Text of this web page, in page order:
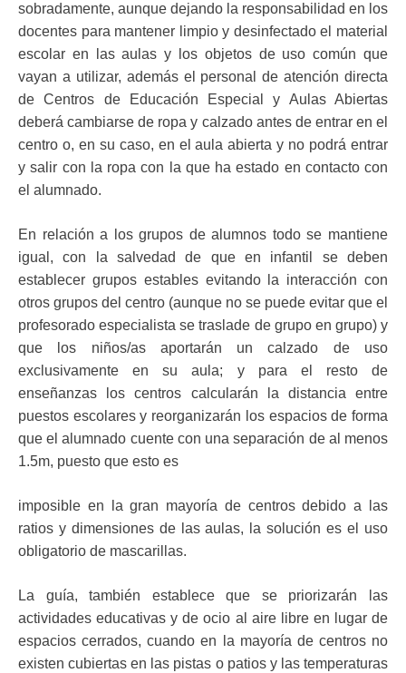
sobradamente, aunque dejando la responsabilidad en los
docentes para mantener limpio y desinfectado el material
escolar en las aulas y los objetos de uso común que
vayan a utilizar, además el personal de atención directa
de Centros de Educación Especial y Aulas Abiertas
deberá cambiarse de ropa y calzado antes de entrar en el
centro o, en su caso, en el aula abierta y no podrá entrar
y salir con la ropa con la que ha estado en contacto con
el alumnado.
En relación a los grupos de alumnos todo se mantiene
igual, con la salvedad de que en infantil se deben
establecer grupos estables evitando la interacción con
otros grupos del centro (aunque no se puede evitar que el
profesorado especialista se traslade de grupo en grupo) y
que los niños/as aportarán un calzado de uso
exclusivamente en su aula; y para el resto de
enseñanzas los centros calcularán la distancia entre
puestos escolares y reorganizarán los espacios de forma
que el alumnado cuente con una separación de al menos
1.5m, puesto que esto es
imposible en la gran mayoría de centros debido a las
ratios y dimensiones de las aulas, la solución es el uso
obligatorio de mascarillas.
La guía, también establece que se priorizarán las
actividades educativas y de ocio al aire libre en lugar de
espacios cerrados, cuando en la mayoría de centros no
existen cubiertas en las pistas o patios y las temperaturas